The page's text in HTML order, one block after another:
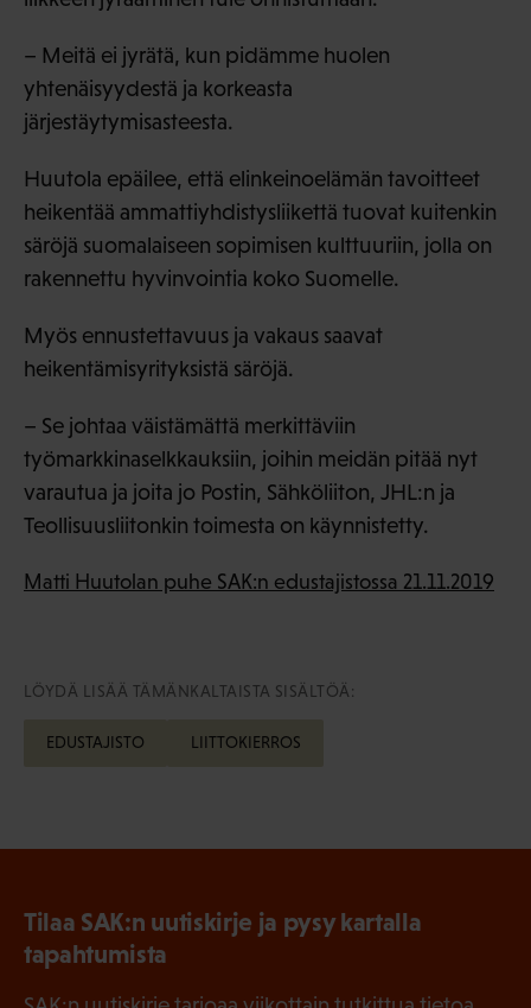
– Meitä ei jyrätä, kun pidämme huolen
yhtenäisyydestä ja korkeasta
järjestäytymisasteesta.
Huutola epäilee, että elinkeinoelämän tavoitteet
heikentää ammattiyhdistysliikettä tuovat kuitenkin
säröjä suomalaiseen sopimisen kulttuuriin, jolla on
rakennettu hyvinvointia koko Suomelle.
Myös ennustettavuus ja vakaus saavat
heikentämisyrityksistä säröjä.
– Se johtaa väistämättä merkittäviin
työmarkkinaselkkauksiin, joihin meidän pitää nyt
varautua ja joita jo Postin, Sähköliiton, JHL:n ja
Teollisuusliitonkin toimesta on käynnistetty.
Matti Huutolan puhe SAK:n edustajistossa 21.11.2019
LÖYDÄ LISÄÄ TÄMÄNKALTAISTA SISÄLTÖÄ:
EDUSTAJISTO LIITTOKIERROS
Tilaa SAK:n uutiskirje ja pysy kartalla
tapahtumista